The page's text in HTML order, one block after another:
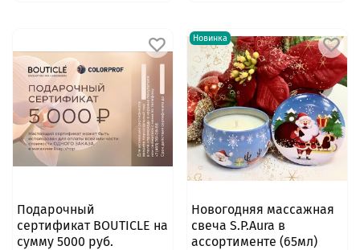
Подарочный
сертификат BOUTICLE на
сумму 5000 руб.
Новинка
Новогодняя массажная
свеча S.P.Aura в
ассортименте (65мл)